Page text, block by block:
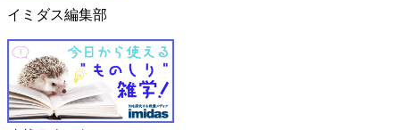
イミダス編集部